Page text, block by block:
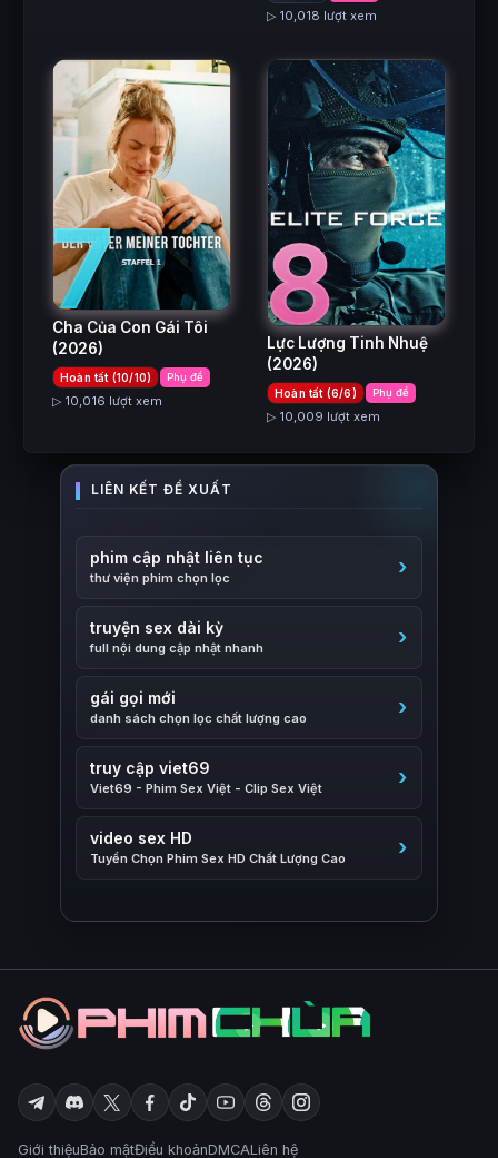
▷ 10,018 lượt xem
7
Cha Của Con Gái Tôi
(2026)
Hoàn tất (10/10) Phụ đề
▷ 10,016 lượt xem
8
Lực Lượng Tinh Nhuệ
(2026)
Hoàn tất (6/6) Phụ đề
▷ 10,009 lượt xem
phim cập nhật liên tục
thư viện phim chọn lọc
truyện sex dài kỳ
full nội dung cập nhật nhanh
gái gọi mới
danh sách chọn lọc chất lượng cao
truy cập viet69
Viet69 - Phim Sex Việt - Clip Sex Việt
video sex HD
Tuyển Chọn Phim Sex HD Chất Lượng Cao
Giới thiệuBảo mậtĐiều khoảnDMCALiên hệ